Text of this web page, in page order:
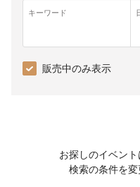
キーワード
販売中のみ表示
お探しのイベント
検索の条件を変